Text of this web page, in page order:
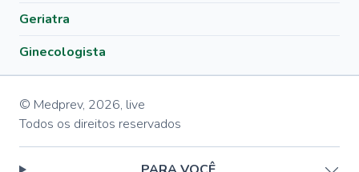
Geriatra
Ginecologista
© Medprev, 2026, live
Todos os direitos reservados